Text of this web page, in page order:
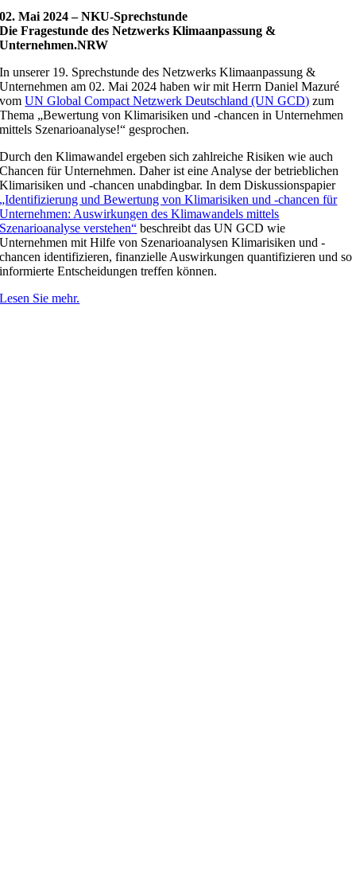
02. Mai 2024 –NKU-Sprechstunde
Die Fragestunde des Netzwerks Klimaanpassung &
Unternehmen.NRW
In unserer 19. Sprechstunde des Netzwerks Klimaanpassung &
Unternehmen am 02. Mai 2024 haben wir mit Herrn Daniel Mazuré
vomUN Global Compact Netzwerk Deutschland (UN GCD) zum
Thema „Bewertung von Klimarisiken und -chancen in Unternehmen
mittels Szenarioanalyse!“ gesprochen.
Durch den Klimawandel ergeben sich zahlreiche Risiken wie auch
Chancen für Unternehmen. Daher ist eine Analyse der betrieblichen
Klimarisiken und -chancen unabdingbar. In dem Diskussionspapier
„Identifizierung und Bewertung von Klimarisiken und -chancen für
Unternehmen: Auswirkungen des Klimawandels mittels
Szenarioanalyse verstehen“ beschreibt das UN GCD wie
Unternehmen mit Hilfe von Szenarioanalysen Klimarisiken und -
chancen identifizieren, finanzielle Auswirkungen quantifizieren und so
informierte Entscheidungen treffen können.
Lesen Sie mehr.